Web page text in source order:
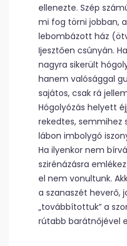
ellenezte. Szép
mi fog törni jobban,
lebombázott ház
Ijesztően csúnyán.
nagyra sikerült
hanem valósággal
sajátos, csak rá
Hógolyózás helyett
rekedtes, semmihez
lábon imbolygó
Ha ilyenkor nem
szirénázásra
el nem vonultunk.
a szanaszét heverő,
„továbbítottuk” a
rútabb barátnőjével